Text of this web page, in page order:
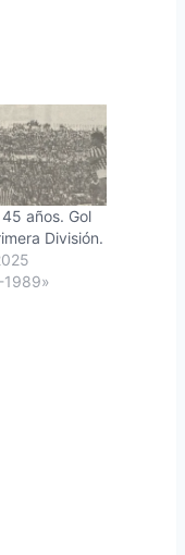
años. Gol
División.
1989»